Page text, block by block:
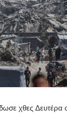
χθες Δευτέρα